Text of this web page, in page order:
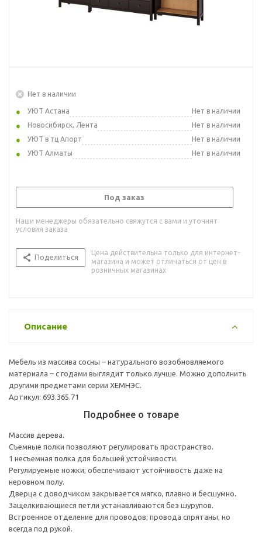
Нет в наличии
УЮТ Астана
Нет в наличии
Новосибирск, Лента
Нет в наличии
УЮТ в тц Апорт
Нет в наличии
УЮТ Алматы
Нет в наличии
Под заказ
Наши менеджеры обязательно свяжутся с вами и уточнят
условия заказа
Поделиться
Цена действительна только для интернет-
магазина и может отличаться от цен в
розничных магазинах
Описание
Мебель из массива сосны – натурального возобновляемого
материала – с годами выглядит только лучше. Можно дополнить
другими предметами серии ХЕМНЭС.
Артикул: 693.365.71
Подробнее о товаре
Массив дерева.
Съемные полки позволяют регулировать пространство.
1 несъемная полка для большей устойчивости.
Регулируемые ножки; обеспечивают устойчивость даже на
неровном полу.
Дверца с доводчиком закрывается мягко, плавно и бесшумно.
Защелкивающиеся петли устанавливаются без шурупов.
Встроенное отделение для проводов; провода спрятаны, но
всегда под рукой.